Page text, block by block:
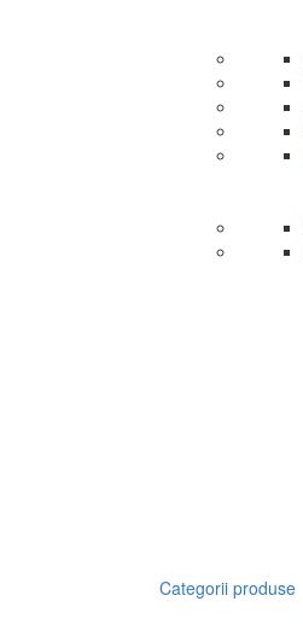
Categorii produse